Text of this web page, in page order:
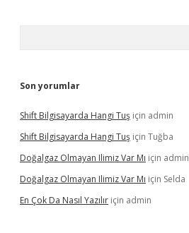
Son yorumlar
Shift Bilgisayarda Hangi Tuş için admin
Shift Bilgisayarda Hangi Tuş için Tuğba
Doğalgaz Olmayan Ilimiz Var Mı için admin
Doğalgaz Olmayan Ilimiz Var Mı için Selda
En Çok Da Nasıl Yazılır için admin